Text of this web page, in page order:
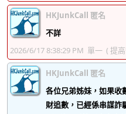
HKJunkCall 匿名
不詳
2026/6/17 8:38:29 PM 單一 ( 提
HKJunkCall 匿名
各位兄弟姊妹，如果收
財追數，已經係串謀詐